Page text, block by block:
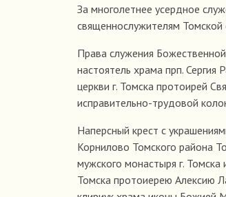
За многолетнее усердное
священнослужителям Томской
Права служения
настоятель храма прп. Сергия
церкви г. Томска протоирей
исправительно-трудовой
Наперсный крест с
Корнилово Томского района
мужского монастыря г.
Томска протоиерею Алексию